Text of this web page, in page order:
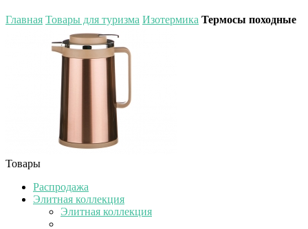
Главная Товары для туризма Изотермика Термосы походные
Товары
Распродажа
Элитная коллекция
Элитная коллекция